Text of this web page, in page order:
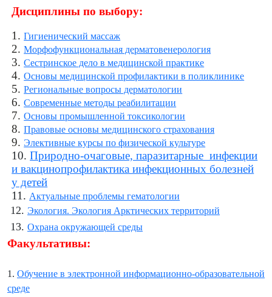
Дисциплины по выбору:
1.Гигиенический массаж
2.Морфофункциональная дерматовенерология
3.Сестринское дело в медицинской практике
4.Основы медицинской профилактики в поликлинике
5.Региональные вопросы дерматологии
6.Современные методы реабилитации
7.Основы промышленной токсикологии
8.Правовые основы медицинского страхования
9. Элективные курсы по физической культуре
10.Природно-очаговые, паразитарные инфекции
и вакцинопрофилактика инфекционных болезней
у детей
11.Актуальные проблемы гематологии
12. Экология. Экология Арктических территорий
13. Охрана окружающей среды
Факультативы:
1. Обучение в электронной информационно-образовательной
среде